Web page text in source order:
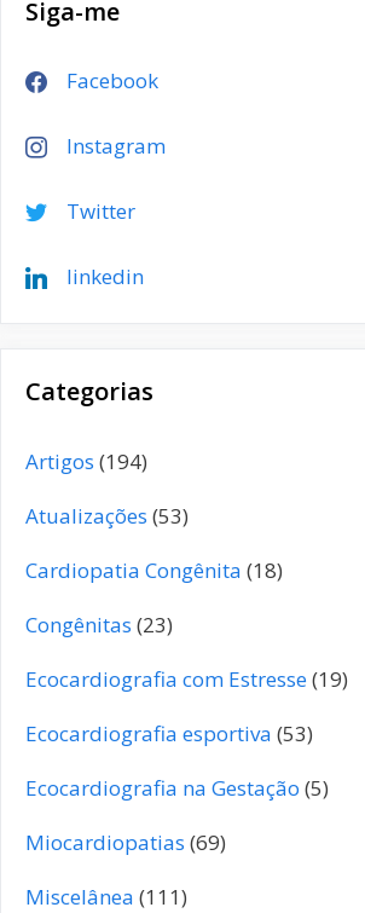
Siga-me
Facebook
Instagram
Twitter
linkedin
Categorias
Artigos (194)
Atualizações (53)
Cardiopatia Congênita (18)
Congênitas (23)
Ecocardiografia com Estresse(19)
Ecocardiografia esportiva (53)
Ecocardiografia na Gestação (5)
Miocardiopatias (69)
Miscelânea (111)